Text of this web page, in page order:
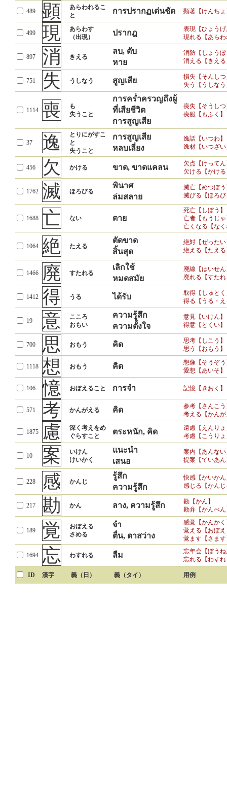
489 顕
あらわれるこ
と
การปรากฏเด่นชัด 顕著【けんち
499 現
あらわす
（出現）
ปรากฎ
表現【ひょう
現れる【あら
897 消 きえる
ลบ, ดับ
หาย
消防【しょう
消える【きえ
751 失 うしなう สูญเสีย
損失【そんし
失う【うしな
1114 喪
も
失うこと
การคร่ำครวญถึงผู้
ที่เสียชีวิต
การสูญเสีย
喪失【そうし
喪服【もふく】
37 逸
とりにがすこ
と
失うこと
การสูญเสีย
หลบเลี่ยง
逸話【いつわ】
逸材【いつざ
456 欠 かける ขาด, ขาดแคลน
欠点【けって
欠ける【かけ
1762 滅 ほろびる
พินาศ
ล่มสลาย
滅亡【めつぼ
滅びる【ほろ
1688 亡 ない ตาย
死亡【しぼう】
亡者【もうじ
亡くなる【な
1064 絶 たえる
ตัดขาด
สิ้นสุด
絶対【ぜった
絶える【たえ
1466 廃 すたれる
เลิกใช้
หมดสมัย
廃線【はいせ
廃れる【すた
1412 得 うる ได้รับ
取得【しゅと
得る【うる・
19 意
こころ
おもい
ความรู้สึก
ความตั้งใจ
意見【いけん】
得意【とくい】
700 思 おもう คิด
思考【しこう】
思う【おもう】
1118 想 おもう คิด
想像【そうぞ
愛想【あいそ】
106 憶 おぼえること การจำ 記憶【きおく】
571 考 かんがえる คิด
参考【さんこ
考える【かん
1875 慮
深く考えをめ
ぐらすこと
ตระหนัก, คิด
遠慮【えんり
考慮【こうり
10 案
いけん
けいかく
แนะนำ
เสนอ
案内【あんな
提案【ていあ
228 感 かんじ
รู้สึก
ความรู้สึก
快感【かいか
感じる【かん
217 勘 かん ลาง, ความรู้สึก
勘【かん】
勘弁【かんべ
189 覚
おぼえる
さめる
จำ
ตื่น, ตาสว่าง
感覚【かんか
覚える【おぼ
覚ます【さま
1694 忘 わすれる ลืม
忘年会【ぼう
忘れる【わす
ID 漢字 義（日） 義（タイ） 用例